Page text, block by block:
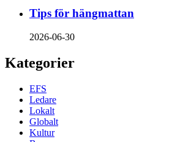
Tips för hängmattan
2026-06-30
Kategorier
EFS
Ledare
Lokalt
Globalt
Kultur